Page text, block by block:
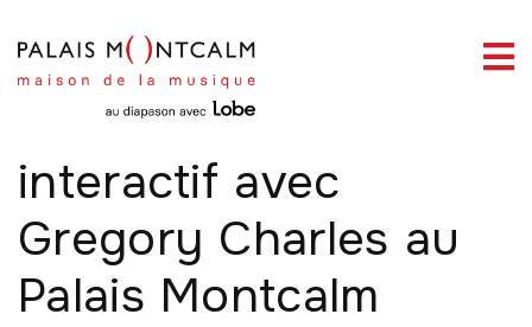
WEBDIFFUSION EN DIRECT
Un Noël soul et
interactif avec
Gregory Charles au
Palais Montcalm